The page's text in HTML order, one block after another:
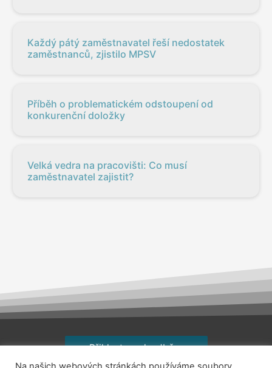
Každý pátý zaměstnavatel řeší nedostatek
zaměstnanců, zjistilo MPSV
Příběh o problematickém odstoupení od
konkurenční doložky
Velká vedra na pracovišti: Co musí
zaměstnavatel zajistit?
Přihlaste se k odběru